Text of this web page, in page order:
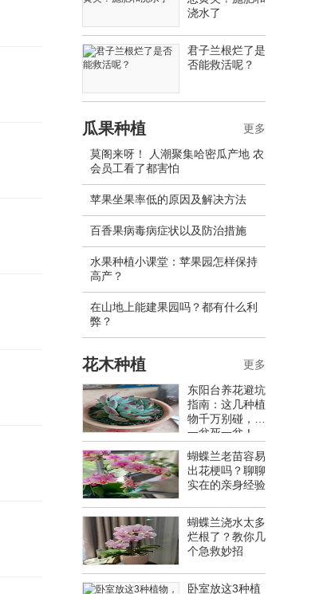
浇水了
君子兰根烂了是
否能救活呢？
瓜果种植
莫阁来呀！ 人潮聚集哈密瓜产地 农
会员工看了都害怕
苹果坐果率低的原因及解决方法
百香果病毒病症状以及防治措施
水果种植小课堂：苹果园怎样保持
高产？
在山地上能建果园吗？都有什么利
弊？
更多
花木种植
东阳台养花避坑
指南：这几种植
物千万别碰，养
一盆死一盆！
蝴蝶兰老苗容易
出花梗吗？聊聊
实在的亲身经验
蝴蝶兰浇水太多
烂根了？教你几
个急救妙招
卧室放这3种植
更多